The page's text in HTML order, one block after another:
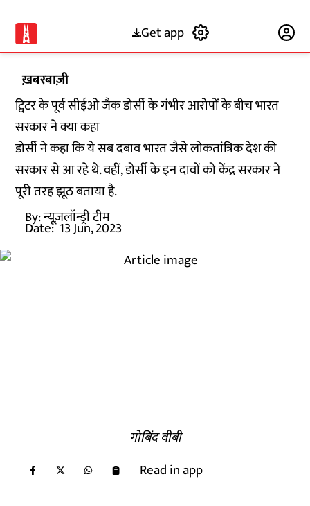
Get app
ख़बरबाज़ी
ट्विटर के पूर्व सीईओ जैक डोर्सी के गंभीर आरोपों के बीच भारत
सरकार ने क्या कहा
डोर्सी ने कहा कि ये सब दबाव भारत जैसे लोकतांत्रिक देश की
सरकार से आ रहे थे. वहीं, डोर्सी के इन दावों को केंद्र सरकार ने
पूरी तरह झूठ बताया है.
By:न्यूज़लॉन्ड्री टीम
Date: 13 Jun, 2023
गोबिंद वीबी
Read in app